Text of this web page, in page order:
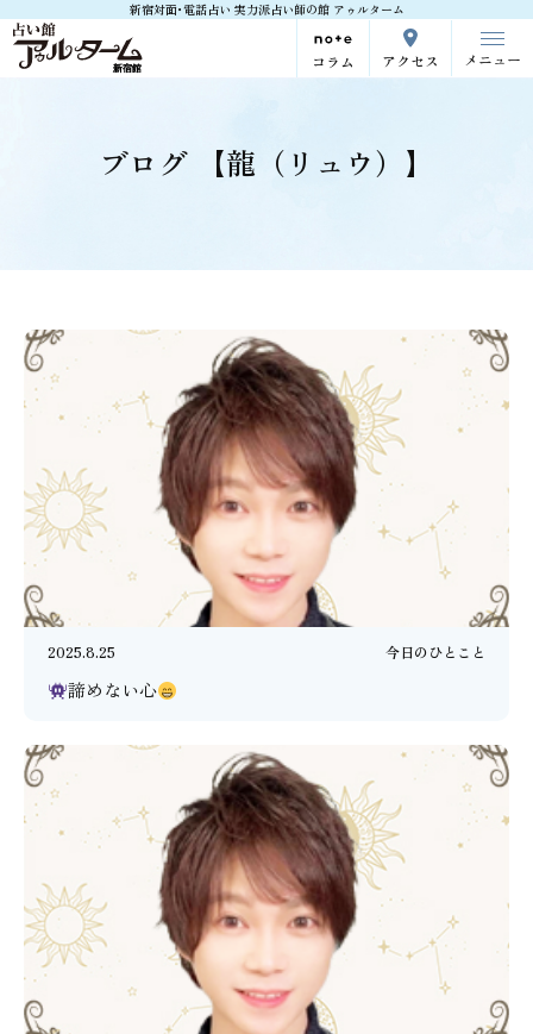
新宿対面･電話占い 実力派占い師の館 アゥルターム
コラム アクセス メニュー
ブログ 【龍（リュウ）】
2025.8.25 今日のひとこと
諦めない心